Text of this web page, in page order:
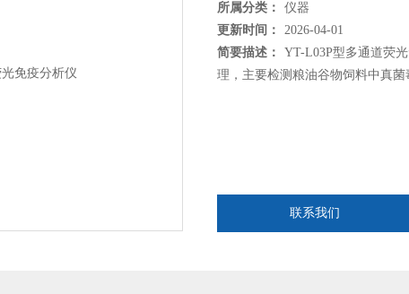
所属分类：
仪器
更新时间：
2026-04-01
简要描述：
YT-L03P型多通道荧
理，主要检测粮油谷物饲料中真菌
联系我们